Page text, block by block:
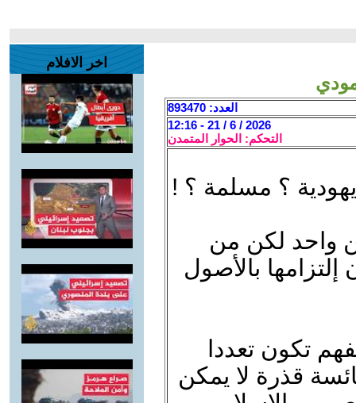
العدد: 893470
2026 / 6 / 21 - 12:16
التحكم: الحوار المتمدن
؟ مسلمة ؟ !
واحد لكن من
بالأصول
تكون تعددا
قذرة لا يمكن
اخر الافلام